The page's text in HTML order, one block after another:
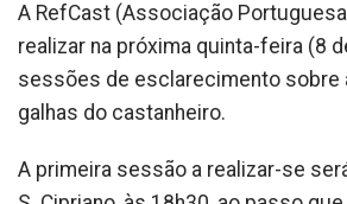
A RefCast (Associação
realizar na próxima quinta-feira (8
sessões de esclarecimento sobre
galhas do castanheiro.
A primeira sessão a realizar-se